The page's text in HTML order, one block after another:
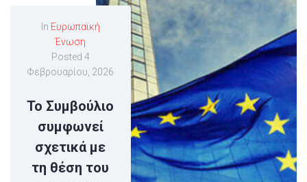
In Ευρωπαϊκή
Ένωση
Posted 4
Φεβρουαρίου, 2026
Το Συμβούλιο
συμφωνεί
σχετικά με
τη θέση του